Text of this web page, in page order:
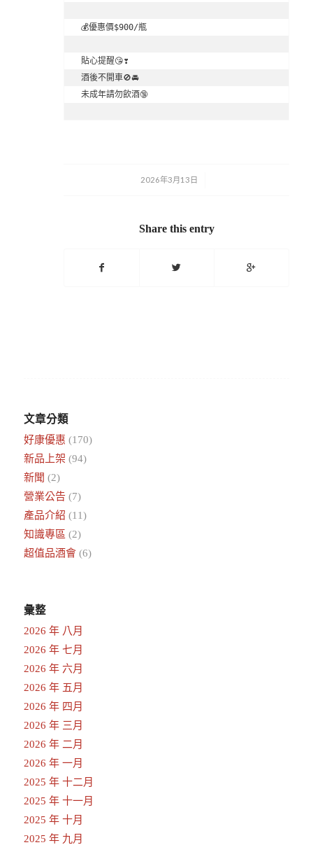
💰優惠價$900/瓶
貼心提醒😘❣️
酒後不開車🚫🚘
未成年請勿飲酒🔞
2026年3月13日
/
Share this entry
文章分類
好康優惠 (170)
新品上架 (94)
新聞 (2)
營業公告(7)
產品介紹 (11)
知識專區 (2)
超值品酒會(6)
彙整
2026 年 八月
2026 年 七月
2026 年 六月
2026 年 五月
2026 年 四月
2026 年 三月
2026 年 二月
2026 年 一月
2025 年 十二月
2025 年 十一月
2025 年 十月
2025 年 九月